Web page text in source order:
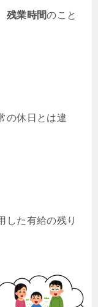
残業時間のこと
の休日とは違
した有給の残り